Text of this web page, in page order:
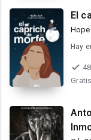
El
Hay
Gratis